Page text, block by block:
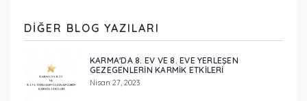
DIĞER BLOG YAZILARI
KARMA'DA 8. EV VE 8. EVE YERLEŞEN
GEZEGENLERİN KARMİK ETKİLERİ
Nisan 27, 2023